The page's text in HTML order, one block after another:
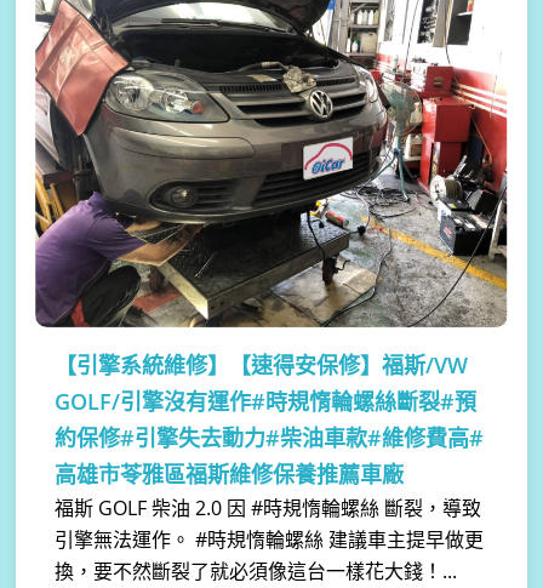
【引擎系統維修】
【速得安保修】福斯/VW
GOLF/引擎沒有運作#時規惰輪螺絲斷裂#預
約保修#引擎失去動力#柴油車款#維修費高#
高雄市苓雅區福斯維修保養推薦車廠
福斯 GOLF 柴油 2.0 因 #時規惰輪螺絲 斷裂，導致
引擎無法運作。 #時規惰輪螺絲 建議車主提早做更
換，要不然斷裂了就必須像這台一樣花大錢！...